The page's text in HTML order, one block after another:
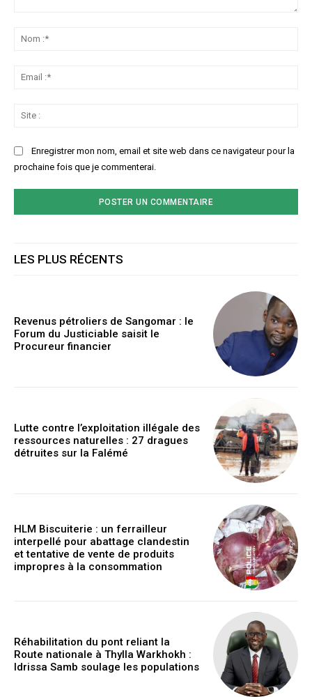
Enregistrer mon nom, email et site web dans ce navigateur pour la
prochaine fois que je commenterai.
LES PLUS RÉCENTS
Revenus pétroliers de Sangomar : le
Forum du Justiciable saisit le
Procureur financier
Lutte contre l’exploitation illégale des
ressources naturelles : 27 dragues
détruites sur la Falémé
HLM Biscuiterie : un ferrailleur
interpellé pour abattage clandestin
et tentative de vente de produits
impropres à la consommation
Réhabilitation du pont reliant la
Route nationale à Thylla Warkhokh :
Idrissa Samb soulage les populations